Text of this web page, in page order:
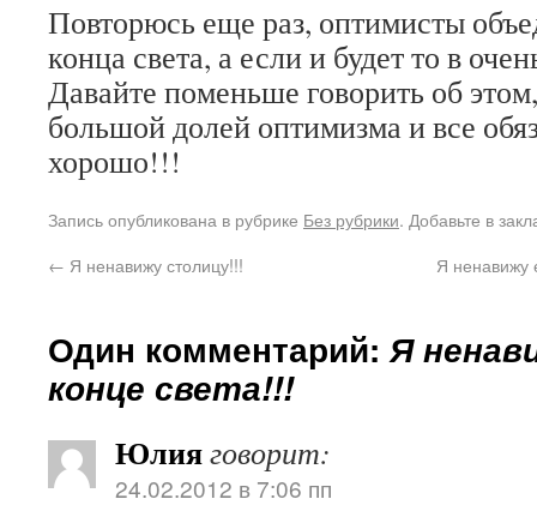
Повторюсь еще раз, оптимисты
конца света, а если и будет то в
Давайте поменьше говорить об
большой долей оптимизма и все
хорошо!!!
Запись опубликована в рубрике Без рубрики. Добавьте в
← Я ненавижу столицу!!! Я ненавижу
Один комментарий:Я
конце света!!!
Юлияговорит:
24.02.2012 в 7:06 пп